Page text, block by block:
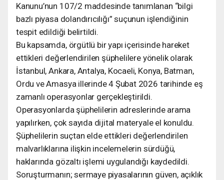
Kanunu’nun 107/2 maddesinde tanımlanan “bilgi
bazlı piyasa dolandırıcılığı” suçunun işlendiğinin
tespit edildiği belirtildi.
Bu kapsamda, örgütlü bir yapı içerisinde hareket
ettikleri değerlendirilen şüphelilere yönelik olarak
İstanbul, Ankara, Antalya, Kocaeli, Konya, Batman,
Ordu ve Amasya illerinde 4 Şubat 2026 tarihinde eş
zamanlı operasyonlar gerçekleştirildi.
Operasyonlarda şüphelilerin adreslerinde arama
yapılırken, çok sayıda dijital materyale el konuldu.
Şüphelilerin suçtan elde ettikleri değerlendirilen
malvarlıklarına ilişkin incelemelerin sürdüğü,
haklarında gözaltı işlemi uygulandığı kaydedildi.
Soruşturmanın; sermaye piyasalarının güven, açıklık